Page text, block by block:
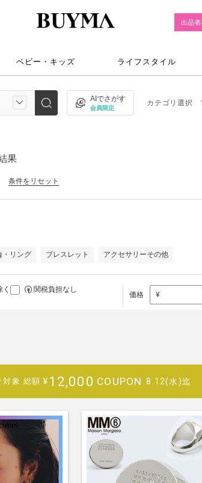
出品者
ベビー・キッズ ライフスタイル
AIでさがす
会員限定
カテゴリ選択
果
条件をリセット
・リング ブレスレット アクセサリーその他
関税負担なし
価格 ¥
対象 総額 ¥12,000 COUPON 8.12(水)迄